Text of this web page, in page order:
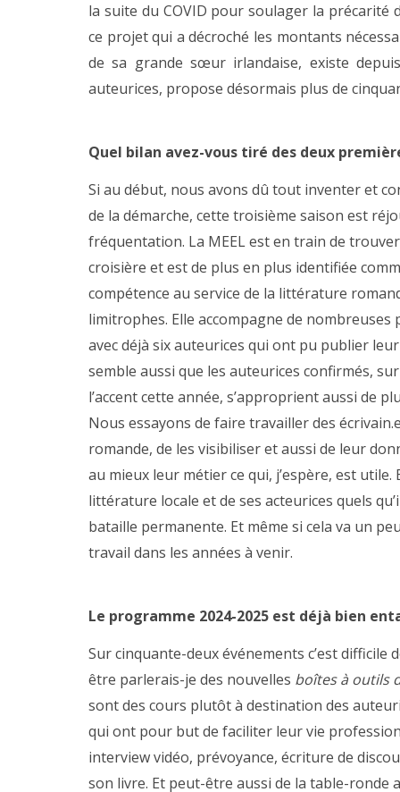
la suite du COVID pour soulager la
ce projet qui a décroché les montants
de sa grande sœur irlandaise, existe
auteurices, propose désormais plus de
Quel bilan avez-vous tiré des deux
Si au début, nous avons dû tout inventer et
de la démarche, cette troisième saison est
fréquentation. La MEEL est en train de
croisière et est de plus en plus identifiée
compétence au service de la littérature
limitrophes. Elle accompagne de nombreuses
avec déjà six auteurices qui ont pu publier
semble aussi que les auteurices confirmés,
l’accent cette année, s’approprient aussi de
Nous essayons de faire travailler des
romande, de les visibiliser et aussi de leur
au mieux leur métier ce qui, j’espère, est
littérature locale et de ses acteurices quels
bataille permanente. Et même si cela va un
travail dans les années à venir.
Le programme 2024-2025 est déjà bien
Sur cinquante-deux événements c’est difficile
être parlerais-je des nouvelles boîtes à outils
sont des cours plutôt à destination des
qui ont pour but de faciliter leur vie
interview vidéo, prévoyance, écriture de
son livre. Et peut-être aussi de la table-ronde